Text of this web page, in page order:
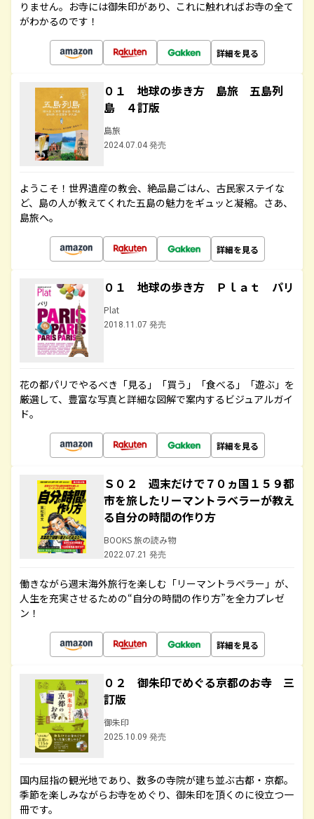
りません。お寺には御朱印があり、これに触れればお寺の全て
がわかるのです！
詳細を見る
０１ 地球の歩き方 島旅 五島列
島 ４訂版
島旅
2024.07.04 発売
ようこそ！世界遺産の教会、絶品島ごはん、古民家ステイな
ど、島の人が教えてくれた五島の魅力をギュッと凝縮。さあ、
島旅へ。
詳細を見る
０１ 地球の歩き方 Ｐｌａｔ パリ
Plat
2018.11.07 発売
花の都パリでやるべき「見る」「買う」「食べる」「遊ぶ」を
厳選して、豊富な写真と詳細な図解で案内するビジュアルガイ
ド。
詳細を見る
Ｓ０２ 週末だけで７０ヵ国１５９都
市を旅したリーマントラベラーが教え
る自分の時間の作り方
BOOKS 旅の読み物
2022.07.21 発売
働きながら週末海外旅行を楽しむ「リーマントラベラー」が、
人生を充実させるための“自分の時間の作り方”を全力プレゼ
ン！
詳細を見る
０２ 御朱印でめぐる京都のお寺 三
訂版
御朱印
2025.10.09 発売
国内屈指の観光地であり、数多の寺院が建ち並ぶ古都・京都。
季節を楽しみながらお寺をめぐり、御朱印を頂くのに役立つ一
冊です。